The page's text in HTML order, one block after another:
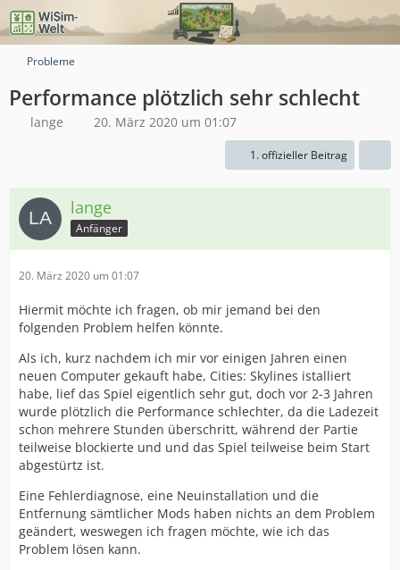
Probleme
Performance plötzlich sehr schlecht
lange 20. März 2020 um 01:07
1. offizieller Beitrag
lange
Anfänger
20. März 2020 um 01:07
Hiermit möchte ich fragen, ob mir jemand bei den
folgenden Problem helfen könnte.
Als ich, kurz nachdem ich mir vor einigen Jahren einen
neuen Computer gekauft habe, Cities: Skylines istalliert
habe, lief das Spiel eigentlich sehr gut, doch vor 2-3 Jahren
wurde plötzlich die Performance schlechter, da die Ladezeit
schon mehrere Stunden überschritt, während der Partie
teilweise blockierte und und das Spiel teilweise beim Start
abgestürtz ist.
Eine Fehlerdiagnose, eine Neuinstallation und die
Entfernung sämtlicher Mods haben nichts an dem Problem
geändert, weswegen ich fragen möchte, wie ich das
Problem lösen kann.